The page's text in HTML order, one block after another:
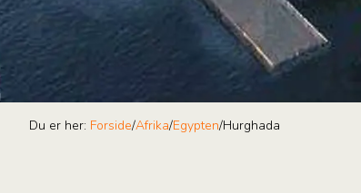
Du er her: Forside/Afrika/Egypten/Hurghada